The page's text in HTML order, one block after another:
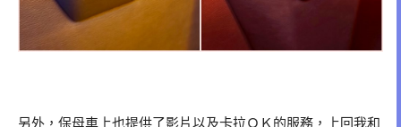
另外，保母車上也提供了影片以及卡拉ＯＫ的服務，上回我和